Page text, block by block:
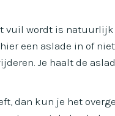
vuil wordt is
een aslade in of
Je haalt de
dan kun je het